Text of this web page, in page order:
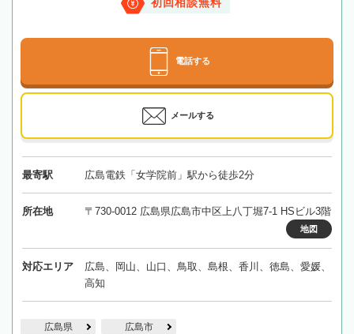
初回相談無料
電話する
メールする
最寄駅 広島電鉄「女学院前」駅から徒歩2分
所在地 〒730-0012 広島県広島市中区上八丁堀7-1 HSビル3階
地図
対応エリア
広島、岡山、山口、鳥取、島根、香川、徳島、愛媛、
高知
広島県 広島市